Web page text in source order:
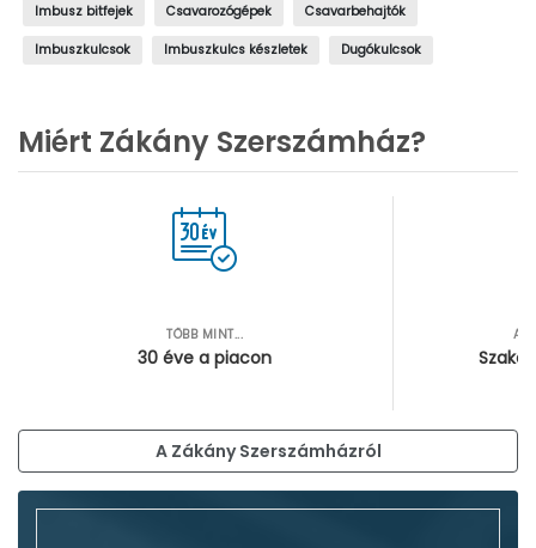
Imbusz bitfejek Csavarozógépek Csavarbehajtók
Imbuszkulcsok Imbuszkulcs készletek Dugókulcsok
Miért Zákány Szerszámház?
TÖBB MINT...
30 éve a piacon
A Zákány Szerszámházról